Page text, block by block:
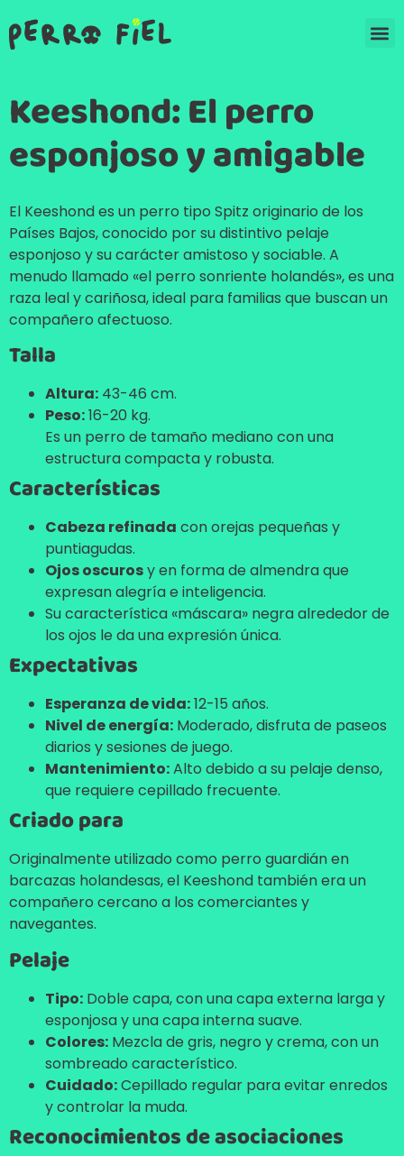
Keeshond: El perro
esponjoso y amigable
El Keeshond es un perro tipo Spitz originario de los
Países Bajos, conocido por su distintivo pelaje
esponjoso y su carácter amistoso y sociable. A
menudo llamado «el perro sonriente holandés», es una
raza leal y cariñosa, ideal para familias que buscan un
compañero afectuoso.
Talla
Altura: 43-46 cm.
Peso:16-20 kg.
Es un perro de tamaño mediano con una
estructura compacta y robusta.
Características
Cabeza refinada con orejas pequeñas y
puntiagudas.
Ojos oscurosy en forma de almendra que
expresan alegría e inteligencia.
Su característica «máscara» negra alrededor de
los ojos le da una expresión única.
Expectativas
Esperanza de vida:12-15 años.
Nivel de energía: Moderado, disfruta de paseos
diarios y sesiones de juego.
Mantenimiento:Alto debido a su pelaje denso,
que requiere cepillado frecuente.
Criado para
Originalmente utilizado como perro guardián en
barcazas holandesas, el Keeshond también era un
compañero cercano a los comerciantes y
navegantes.
Pelaje
Tipo: Doble capa, con una capa externa larga y
esponjosa y una capa interna suave.
Colores: Mezcla de gris, negro y crema, con un
sombreado característico.
Cuidado:Cepillado regular para evitar enredos
y controlar la muda.
Reconocimientos de asociaciones